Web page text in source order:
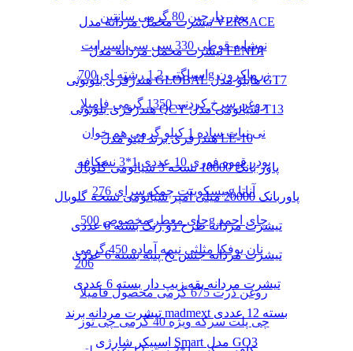
پودر دارچین 80 گرمی سانتین
نوشابه قوطی 330 سی سی اسپرایت
اسپاگتی 1.2 رشته ای 700g زرماکرون
روغن سرخ کردنی 1350 گرمی فامیلا
نی نبات ساده 1 کیلو گرمی هم خوان
پودر قهوه فوری 10 عددی 1*3 نسکافه
بیسکوییت چمک سرای 276g آناتا
چای معطر مخصوص 500g چای احمد
نان یوفکا مثلثی نیمه آماده 450 گرمی
206
روغن ذرت 675 گرمی محصول فامیلا
چی پلت سرکه ویژه 40 گرمی چی توز
تیشرت مخمل مردانه مدل VERSACE
تیشرت مخمل مردانه مدل FENDI
هندزفری بلوتوثی GLOBAL هایلو مدل GT7
هندزفری بلوتوثی QCY شیائومی مدل T13
هندزفری برند لیتو مدل LE-10
پاور بانک 10000 نسخه 3 شیائومی گلوبال
پاوربانک 20000 میلی آمپر شیائومی نسخه گلوبال
تیشرت مردانه طرح دو رنگ بسته 6 عددی
تیشرت مردانه جنس نخ پنبه بسته 6 عددی
تیشرت مردانه یقه زیپ دار بسته 6 عددی
تیشرت مردانه برند madmext بسته 12 عددی
اسپیکر شارژی Smart مدل GO3